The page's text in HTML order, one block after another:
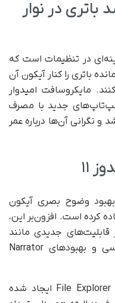
در نوار
در تنظیمات است که
باتری را کنار آیکون آن
مایکروسافت امیدوار
لپ‌تاپ‌های جدید با مصرف
و نگرانی آن‌ها درباره عمر
۱۱
وضوح بصری آیکون
کرده است. افزون‌بر این،
قابلیت‌های جدیدی مانند
چیدمان گیم‌پد برای صفحه‌کلید لمسی و بهبودهای Narrator
علاوه‌بر این، تغییرات کوچکی نیز در File Explorer ایجاد شده